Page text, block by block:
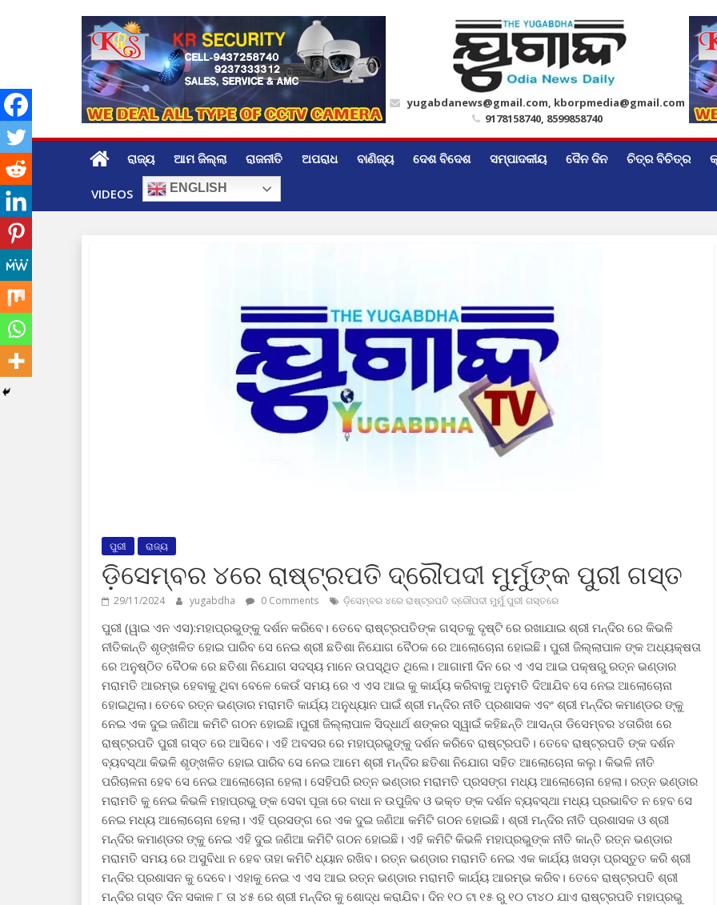
yugabdanews@gmail.com, kborpmedia@gmail.com
9178158740, 8599858740
ରାଜ୍ୟ ଆମ ଜିଲ୍ଲା ରାଜନୀତି ଅପରାଧ ବାଣିଜ୍ୟ ଦେଶ ବିଦେଶ ସମ୍ପାଦକୀୟ ଦୈନ ଦିନ ଚିତ୍ର ବିଚିତ୍ର
VIDEOS ENGLISH
ପୁରୀ ରାଜ୍ୟ
ଡ଼ିସେମ୍ବର ୪ରେ ରାଷ୍ଟ୍ରପତି ଦ୍ରୌପଦୀ ମୁର୍ମୁଙ୍କ ପୁରୀ ଗସ୍ତ
29/11/2024 yugabdha 0 Comments ଡ଼ିସେମ୍ବର ୪ରେ ରାଷ୍ଟ୍ରପତି ଦ୍ରୌପଦୀ ମୁର୍ମୁ ପୁରୀ ଗସ୍ତରେ
ପୁରୀ (ୱାଇ ଏନ ଏସ):ମହାପ୍ରଭୁଙ୍କୁ ଦର୍ଶନ କରିବେ। ତେବେ ରାଷ୍ଟ୍ରପତିଙ୍କ ଗସ୍ତକୁ ଦୃଷ୍ଟି ରେ ରଖାଯାଇ ଶ୍ରୀ ମନ୍ଦିର ରେ କିଭଳି
ନୀତିକାନ୍ତି ଶୃଙ୍ଖଳିତ ହୋଇ ପାରିବ ସେ ନେଇ ଶ୍ରୀ ଛତିଶା ନିଯୋଗ ବୈଠକ ରେ ଆଲୋଚୋନା ହୋଇଛି। ପୁରୀ ଜିଲ୍ଲାପାଳ ଙ୍କ ଅଧ୍ୟକ୍ଷତା
ରେ ଅନୁଷ୍ଠିତ ବୈଠକ ରେ ଛତିଶା ନିଯୋଗ ସଦସ୍ୟ ମାନେ ଉପସ୍ଥିତ ଥିଲେ। ଆଗାମୀ ଦିନ ରେ ଏ ଏସ ଆଇ ପକ୍ଷରୁ ରତ୍ନ ଭଣ୍ଡାର
ମରାମତି ଆରମ୍ଭ ହେବାକୁ ଥିବା ବେଳେ କେଉଁ ସମୟ ରେ ଏ ଏସ ଆଇ କୁ କାର୍ଯ୍ୟ କରିବାକୁ ଅନୁମତି ଦିଆଯିବ ସେ ନେଇ ଆଲୋଚୋନା
ହୋଇଥିଲା। ତେବେ ରତ୍ନ ଭଣ୍ଡାର ମରାମତି କାର୍ଯ୍ୟ ଅନୁଧ୍ୟାନ ପାଇଁ ଶ୍ରୀ ମନ୍ଦିର ନୀତି ପ୍ରଶାସକ ଏବଂ ଶ୍ରୀ ମନ୍ଦିର କମାଣ୍ଡର ଙ୍କୁ
ନେଇ ଏକ ଦୁଇ ଜଣିଆ କମିଟି ଗଠନ ହୋଇଛି।ପୁରୀ ଜିଲ୍ଲାପାଳ ସିଦ୍ଧାର୍ଥ ଶଙ୍କର ସ୍ୱାଇଁ କହିଛନ୍ତି ଆସନ୍ତା ଡିସେମ୍ବର ୪ତାରିଖ ରେ
ରାଷ୍ଟ୍ରପତି ପୁରୀ ଗସ୍ତ ରେ ଆସିବେ। ଏହି ଅବସର ରେ ମହାପ୍ରଭୁଙ୍କୁ ଦର୍ଶନ କରିବେ ରାଷ୍ଟ୍ରପତି। ତେବେ ରାଷ୍ଟ୍ରପତି ଙ୍କ ଦର୍ଶନ
ବ୍ୟବସ୍ଥା କିଭଳି ଶୃଙ୍ଖଳିତ ହୋଇ ପାରିବ ସେ ନେଇ ଆମେ ଶ୍ରୀ ମନ୍ଦିର ଛତିଶା ନିଯୋଗ ସହିତ ଆଲୋଚୋନା କଲୁ। କିଭଳି ନୀତି
ପରିଚାଳନା ହେବ ସେ ନେଇ ଆଲୋଚୋନା ହେଲା। ସେହିପରି ରତ୍ନ ଭଣ୍ଡାର ମରାମତି ପ୍ରସଙ୍ଗ ମଧ୍ୟ ଆଲୋଚୋନା ହେଲା। ରତ୍ନ ଭଣ୍ଡାର
ମରାମତି କୁ ନେଇ କିଭଳି ମହାପ୍ରଭୁ ଙ୍କ ସେବା ପୂଜା ରେ ବାଧା ନ ଉପୁଜିବ ଓ ଭକ୍ତ ଙ୍କ ଦର୍ଶନ ବ୍ୟବସ୍ଥା ମଧ୍ୟ ପ୍ରଭାବିତ ନ ହେବ ସେ
ନେଇ ମଧ୍ୟ ଆଲୋଚୋନା ହେଲା। ଏହି ପ୍ରସଙ୍ଗ ରେ ଏକ ଦୁଇ ଜଣିଆ କମିଟି ଗଠନ ହୋଇଛି। ଶ୍ରୀ ମନ୍ଦିର ନୀତି ପ୍ରଶାସକ ଓ ଶ୍ରୀ
ମନ୍ଦିର କମାଣ୍ଡର ଙ୍କୁ ନେଇ ଏହି ଦୁଇ ଜଣିଆ କମିଟି ଗଠନ ହୋଇଛି। ଏହି କମିଟି କିଭଳି ମହାପ୍ରଭୁଙ୍କ ନୀତି କାନ୍ତି ରତ୍ନ ଭଣ୍ଡାର
ମରାମତି ସମୟ ରେ ଅସୁବିଧା ନ ହେବ ତାହା କମିଟି ଧ୍ୟାନ ରଖିବ। ରତ୍ନ ଭଣ୍ଡାର ମରାମତି ନେଇ ଏକ କାର୍ଯ୍ୟ ଖସଡ଼ା ପ୍ରସ୍ତୁତ କରି ଶ୍ରୀ
ମନ୍ଦିର ପ୍ରଶାସନ କୁ ଦେବେ। ଏହାକୁ ନେଇ ଏ ଏସ ଆଇ ରତ୍ନ ଭଣ୍ଡାର ମରାମତି କାର୍ଯ୍ୟ ଆରମ୍ଭ କରିବ। ତେବେ ରାଷ୍ଟ୍ରପତି ଶ୍ରୀ
ମନ୍ଦିର ଗସ୍ତ ଦିନ ସକାଳ ୮ ତା ୪୫ ରେ ଶ୍ରୀ ମନ୍ଦିର କୁ ଶୋଦ୍ଧ କରାଯିବ। ଦିନ ୧୦ ଟା ୧୫ ରୁ ୧୦ ଟା୪୦ ଯାଏ ରାଷ୍ଟ୍ରପତି ମହାପ୍ରଭୁ